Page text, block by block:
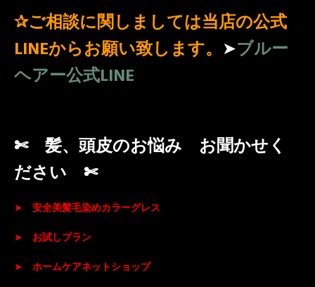
✰ご相談に関しましては当店の公式
LINEからお願い致します。 ➤ブルー
ヘアー公式LINE
✄ 髪、頭皮のお悩み お聞かせく
ださい ✄
➤安全美髪毛染めカラーグレス
➤ お試しプラン
➤ ホームケアネットショップ